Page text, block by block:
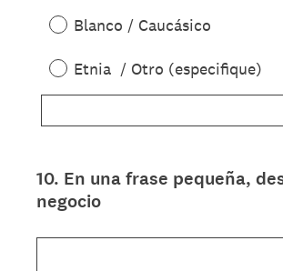
Blanco / Caucásico
Etnia / Otro (especifique)
Question
Title
10. En una frase pequeña,
negocio